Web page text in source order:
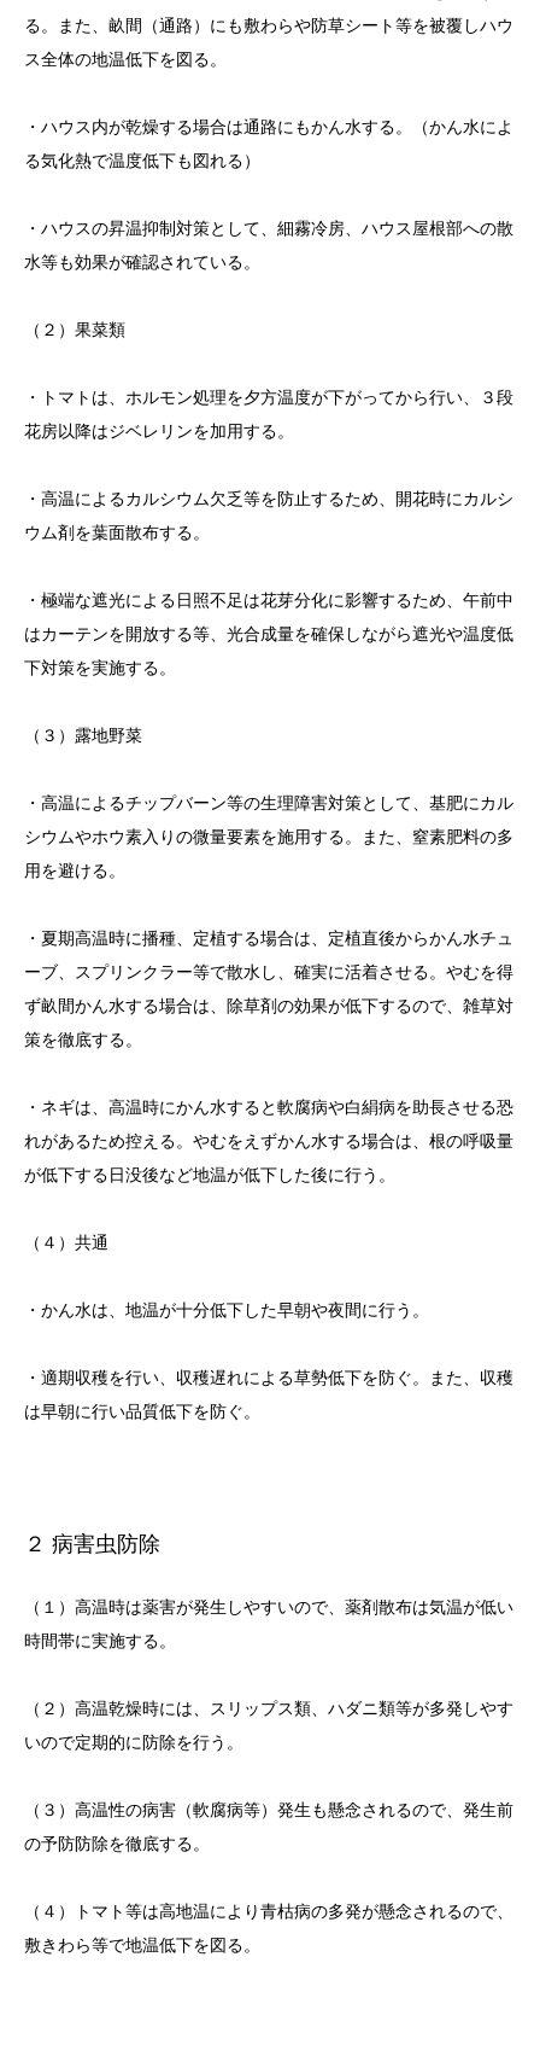
る。また、畝間（通路）にも敷わらや防草シート等を被覆しハウ
ス全体の地温低下を図る。
・ハウス内が乾燥する場合は通路にもかん水する。（かん水によ
る気化熱で温度低下も図れる）
・ハウスの昇温抑制対策として、細霧冷房、ハウス屋根部への散
水等も効果が確認されている。
（２）果菜類
・トマトは、ホルモン処理を夕方温度が下がってから行い、３段
花房以降はジベレリンを加用する。
・高温によるカルシウム欠乏等を防止するため、開花時にカルシ
ウム剤を葉面散布する。
・極端な遮光による日照不足は花芽分化に影響するため、午前中
はカーテンを開放する等、光合成量を確保しながら遮光や温度低
下対策を実施する。
（３）露地野菜
・高温によるチップバーン等の生理障害対策として、基肥にカル
シウムやホウ素入りの微量要素を施用する。また、窒素肥料の多
用を避ける。
・夏期高温時に播種、定植する場合は、定植直後からかん水チュ
ーブ、スプリンクラー等で散水し、確実に活着させる。やむを得
ず畝間かん水する場合は、除草剤の効果が低下するので、雑草対
策を徹底する。
・ネギは、高温時にかん水すると軟腐病や白絹病を助長させる恐
れがあるため控える。やむをえずかん水する場合は、根の呼吸量
が低下する日没後など地温が低下した後に行う。
（４）共通
・かん水は、地温が十分低下した早朝や夜間に行う。
・適期収穫を行い、収穫遅れによる草勢低下を防ぐ。また、収穫
は早朝に行い品質低下を防ぐ。
２ 病害虫防除
（１）高温時は薬害が発生しやすいので、薬剤散布は気温が低い
時間帯に実施する。
（２）高温乾燥時には、スリップス類、ハダニ類等が多発しやす
いので定期的に防除を行う。
（３）高温性の病害（軟腐病等）発生も懸念されるので、発生前
の予防防除を徹底する。
（４）トマト等は高地温により青枯病の多発が懸念されるので、
敷きわら等で地温低下を図る。